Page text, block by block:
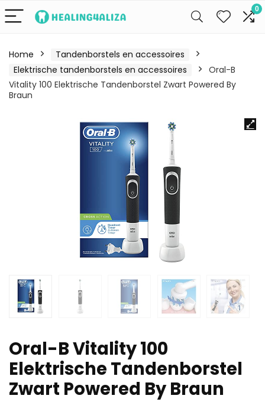
0
Home
Tandenborstels en accessoires
Elektrische tandenborstels en accessoires
Oral-B
Vitality 100 Elektrische Tandenborstel Zwart Powered By
Braun
Oral-B Vitality 100
Elektrische Tandenborstel
Zwart Powered By Braun